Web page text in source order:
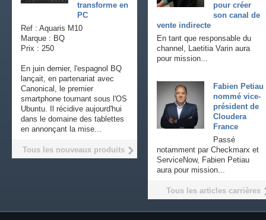
pour créer
son canal de
vente indirecte
En tant que responsable du
channel, Laetitia Varin aura
pour mission...
Fabien Petiau
nommé vice-
président de
Cloudera
France
Passé
notamment par Checkmarx et
ServiceNow, Fabien Petiau
aura pour mission...
Tous les articles carrières
transforme en
PC
Ref : Aquaris M10
Marque : BQ
Prix : 250
En juin dernier, l'espagnol BQ
lançait, en partenariat avec
Canonical, le premier
smartphone tournant sous l'OS
Ubuntu. Il récidive aujourd'hui
dans le domaine des tablettes
en annonçant la mise...
Tous les nouveaux produits